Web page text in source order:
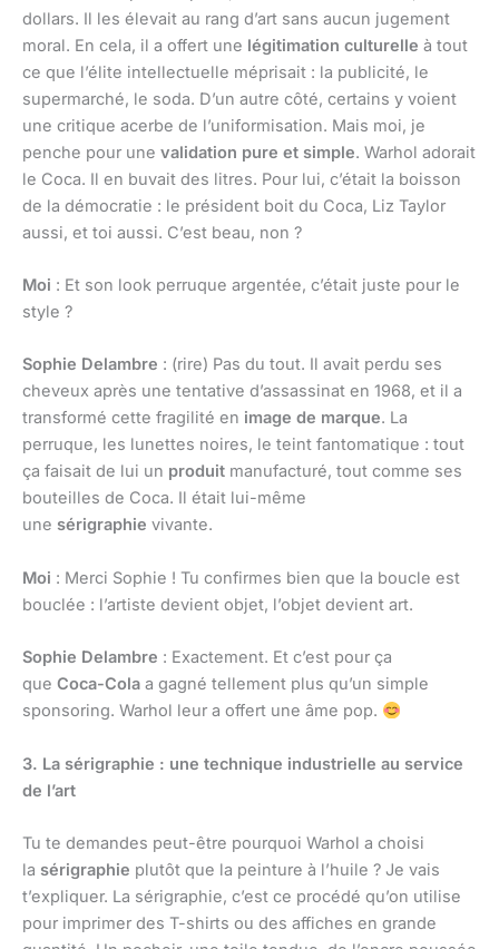
dollars. Il les élevait au rang d’art sans aucun jugement
moral. En cela, il a offert une légitimation culturelle à tout
ce que l’élite intellectuelle méprisait : la publicité, le
supermarché, le soda. D’un autre côté, certains y voient
une critique acerbe de l’uniformisation. Mais moi, je
penche pour une validation pure et simple. Warhol adorait
le Coca. Il en buvait des litres. Pour lui, c’était la boisson
de la démocratie : le président boit du Coca, Liz Taylor
aussi, et toi aussi. C’est beau, non ?
Moi : Et son look perruque argentée, c’était juste pour le
style ?
Sophie Delambre : (rire) Pas du tout. Il avait perdu ses
cheveux après une tentative d’assassinat en 1968, et il a
transformé cette fragilité en image de marque. La
perruque, les lunettes noires, le teint fantomatique : tout
ça faisait de lui un produit manufacturé, tout comme ses
bouteilles de Coca. Il était lui-même
une sérigraphie vivante.
Moi : Merci Sophie ! Tu confirmes bien que la boucle est
bouclée : l’artiste devient objet, l’objet devient art.
Sophie Delambre : Exactement. Et c’est pour ça
que Coca-Cola a gagné tellement plus qu’un simple
sponsoring. Warhol leur a offert une âme pop.
3. La sérigraphie : une technique industrielle au service
de l’art
Tu te demandes peut-être pourquoi Warhol a choisi
la sérigraphie plutôt que la peinture à l’huile ? Je vais
t’expliquer. La sérigraphie, c’est ce procédé qu’on utilise
pour imprimer des T-shirts ou des affiches en grande